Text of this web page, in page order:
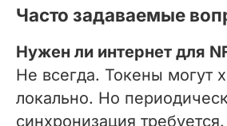
Часто задаваемые
Нужен ли интернет для
Не всегда. Токены могут
локально. Но
синхронизация требуется.